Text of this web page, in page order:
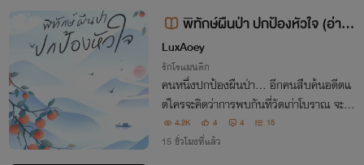
พิทักษ์ผืนป่า ปกป้องหัวใจ (อ่าน
ฟรีจนจบมีหนังสั้น)
LuxAoey
รักโรแมนติก
คนหนึ่งปกป้องผืนป่า... อีกคนสืบค้นอดีตแ
ต่ใครจะคิดว่าการพบกันที่วัดเก่าโบราณ จะนำ
พาเจ้าหน้าที่กรมป่าไม้และนักโบราณคดีสาว
ข้ามเวลาไปไกลถึงร้อยปี!
4.2K 4 4 15
15 ชั่วโมงที่แล้ว